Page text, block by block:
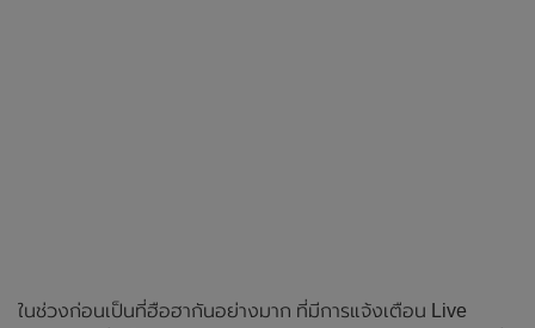
ในช่วงก่อนเป็นที่ฮือฮากันอย่างมาก ที่มีการแจ้งเตือน Live